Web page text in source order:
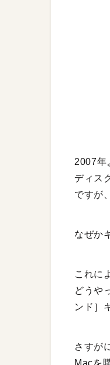
2007年
ディス
ですが
なぜか
これに
どうや
ンド］
さすが